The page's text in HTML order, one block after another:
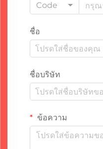
Code
ชื่อ
ชื่อบริษัท
ข้อความ